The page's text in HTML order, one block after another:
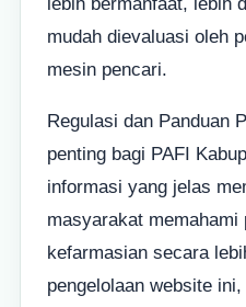
mudah dievaluasi oleh
mesin pencari.
Regulasi dan Panduan
penting bagi PAFI
informasi yang jelas
masyarakat memahami
kefarmasian secara
pengelolaan website